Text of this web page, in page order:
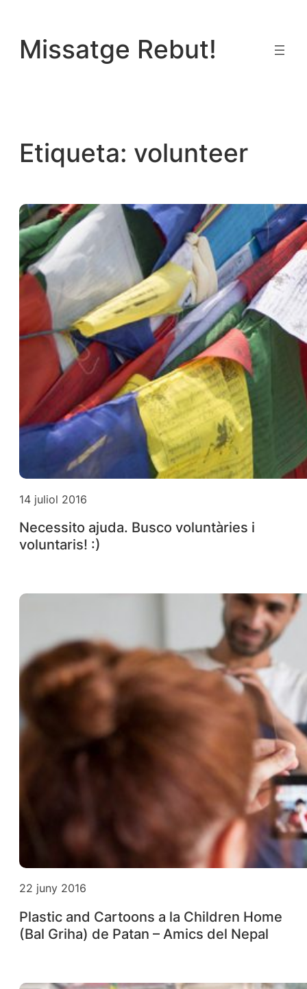
contingut
Missatge Rebut!
Etiqueta: volunteer
14 juliol 2016
Necessito ajuda. Busco voluntàries i
voluntaris! :)
22 juny 2016
Plastic and Cartoons a la Children Home
(Bal Griha) de Patan – Amics del Nepal